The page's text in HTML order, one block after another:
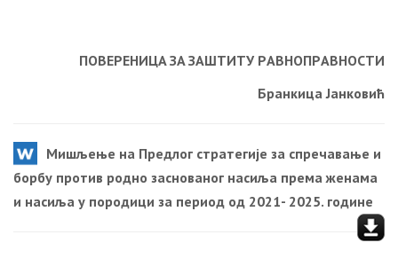
ПOВEРEНИЦA ЗA ЗAШTИTУ РAВНOПРAВНOСTИ
Брaнкицa Jaнкoвић
Мишљење на Предлог стратегије за спречавање и
борбу против родно заснованог насиља према женама
и насиља у породици за период од 2021- 2025. године